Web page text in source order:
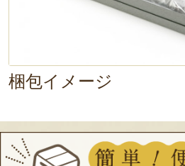
梱包イメージ